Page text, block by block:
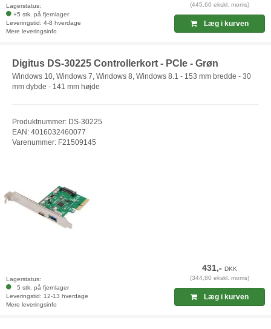
Lagerstatus:
+5 stk. på fjernlager
Leveringstid: 4-8 hverdage
Mere leveringsinfo
(445,60 ekskl. moms)
Læg i kurven
Digitus DS-30225 Controllerkort - PCIe - Grøn
Windows 10, Windows 7, Windows 8, Windows 8.1 - 153 mm bredde - 30
mm dybde - 141 mm højde
Produktnummer: DS-30225
EAN: 4016032460077
Varenummer: F21509145
Lagerstatus:
5 stk. på fjernlager
Leveringstid: 12-13 hverdage
Mere leveringsinfo
431,-DKK
(344,80 ekskl. moms)
Læg i kurven